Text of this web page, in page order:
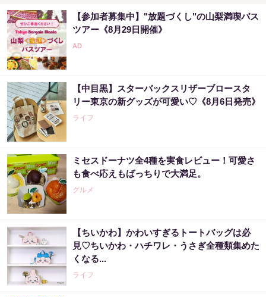
【参加者募集中】"放題づくし"の山梨満喫バス
ツアー《8月29日開催》
【中目黒】スターバックスリザーブロースタ
リー東京の新グッズが可愛い♡《8月6日発売》
ライフ
ミセスドーナツ全4種を実食レビュー！可愛さ
も食べ応えもばっちりで大満足。
グルメ
【ちいかわ】かわいすぎるトートバッグは必
見♡ちいかわ・ハチワレ・うさぎ全種類集めた
くなる...
ライフ